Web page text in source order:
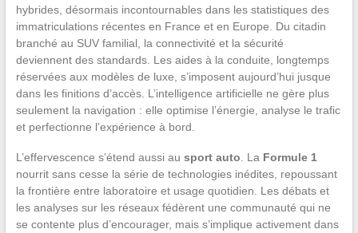
hybrides, désormais incontournables dans les statistiques des
immatriculations récentes en France et en Europe. Du citadin
branché au SUV familial, la connectivité et la sécurité
deviennent des standards. Les aides à la conduite, longtemps
réservées aux modèles de luxe, s’imposent aujourd’hui jusque
dans les finitions d’accès. L’intelligence artificielle ne gère plus
seulement la navigation : elle optimise l’énergie, analyse le trafic
et perfectionne l’expérience à bord.
L’effervescence s’étend aussi au sport auto . La Formule 1
nourrit sans cesse la série de technologies inédites, repoussant
la frontière entre laboratoire et usage quotidien. Les débats et
les analyses sur les réseaux fédèrent une communauté qui ne
se contente plus d’encourager, mais s’implique activement dans